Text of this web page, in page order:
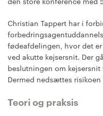
Christian Tappert har i
fødeafdelingen, hvor det
ved akutte kejsersnit. Der
beslutningen om
Dermed nedsættes risikoen
Teori og praksis